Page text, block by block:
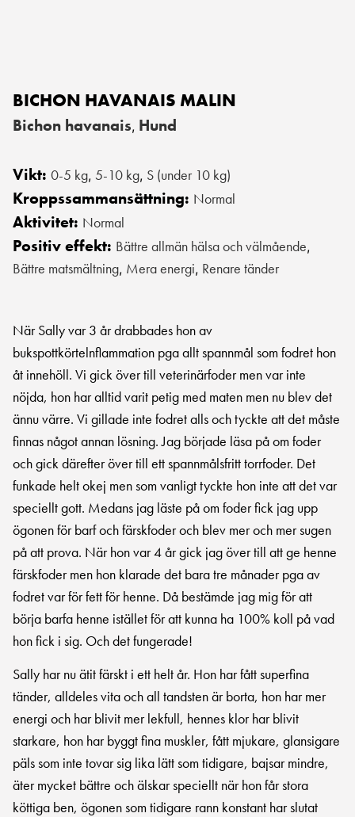
BICHON HAVANAIS MALIN
Bichon havanais, Hund
Vikt: 0-5 kg, 5-10 kg, S (under 10 kg)
Kroppssammansättning: Normal
Aktivitet: Normal
Positiv effekt: Bättre allmän hälsa och välmående,
Bättre matsmältning, Mera energi, Renare tänder
När Sally var 3 år drabbades hon av
bukspottkörtelnflammation pga allt spannmål som fodret hon
åt innehöll. Vi gick över till veterinärfoder men var inte
nöjda, hon har alltid varit petig med maten men nu blev det
ännu värre. Vi gillade inte fodret alls och tyckte att det måste
finnas något annan lösning. Jag började läsa på om foder
och gick därefter över till ett spannmålsfritt torrfoder. Det
funkade helt okej men som vanligt tyckte hon inte att det var
speciellt gott. Medans jag läste på om foder fick jag upp
ögonen för barf och färskfoder och blev mer och mer sugen
på att prova. När hon var 4 år gick jag över till att ge henne
färskfoder men hon klarade det bara tre månader pga av
fodret var för fett för henne. Då bestämde jag mig för att
börja barfa henne istället för att kunna ha 100% koll på vad
hon fick i sig. Och det fungerade!
Sally har nu ätit färskt i ett helt år. Hon har fått superfina
tänder, alldeles vita och all tandsten är borta, hon har mer
energi och har blivit mer lekfull, hennes klor har blivit
starkare, hon har byggt fina muskler, fått mjukare, glansigare
päls som inte tovar sig lika lätt som tidigare, bajsar mindre,
äter mycket bättre och älskar speciellt när hon får stora
köttiga ben, ögonen som tidigare rann konstant har slutat